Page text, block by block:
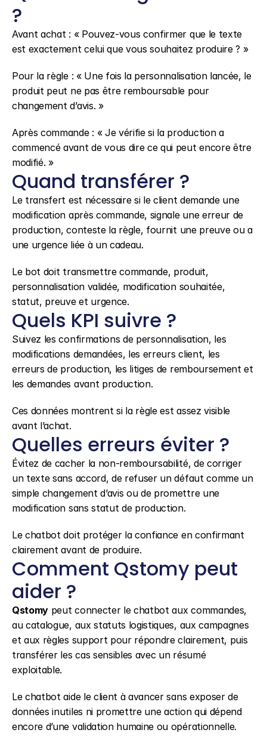
?
Avant achat : « Pouvez-vous confirmer que le texte
est exactement celui que vous souhaitez produire ? »
Pour la règle : « Une fois la personnalisation lancée, le
produit peut ne pas être remboursable pour
changement d’avis. »
Après commande : « Je vérifie si la production a
commencé avant de vous dire ce qui peut encore être
modifié. »
Quand transférer ?
Le transfert est nécessaire si le client demande une
modification après commande, signale une erreur de
production, conteste la règle, fournit une preuve ou a
une urgence liée à un cadeau.
Le bot doit transmettre commande, produit,
personnalisation validée, modification souhaitée,
statut, preuve et urgence.
Quels KPI suivre ?
Suivez les confirmations de personnalisation, les
modifications demandées, les erreurs client, les
erreurs de production, les litiges de remboursement et
les demandes avant production.
Ces données montrent si la règle est assez visible
avant l’achat.
Quelles erreurs éviter ?
Évitez de cacher la non-remboursabilité, de corriger
un texte sans accord, de refuser un défaut comme un
simple changement d’avis ou de promettre une
modification sans statut de production.
Le chatbot doit protéger la confiance en confirmant
clairement avant de produire.
Comment Qstomy peut
aider ?
Qstomy peut connecter le chatbot aux commandes,
au catalogue, aux statuts logistiques, aux campagnes
et aux règles support pour répondre clairement, puis
transférer les cas sensibles avec un résumé
exploitable.
Le chatbot aide le client à avancer sans exposer de
données inutiles ni promettre une action qui dépend
encore d’une validation humaine ou opérationnelle.